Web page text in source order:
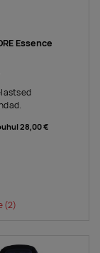
Essence
28,00 €
(2)